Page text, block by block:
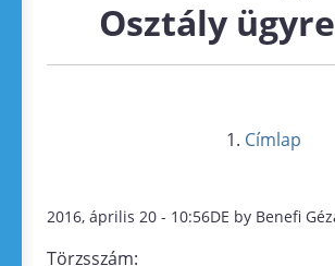
Osztály
Címlap
2016, április 20 - 10:56DE by Benefi
Törzsszám: